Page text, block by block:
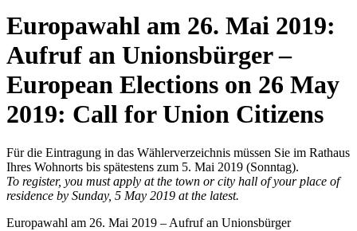
Europawahl am 26. Mai 2019:
Aufruf an Unionsbürger –
European Elections on 26 May
2019: Call for Union Citizens
Für die Eintragung in das Wählerverzeichnis müssen Sie im Rathaus
Ihres Wohnorts bis spätestens zum 5. Mai 2019 (Sonntag).
To register, you must apply at the town or city hall of your place of
residence by Sunday, 5 May 2019 at the latest.
Europawahl am 26. Mai 2019 – Aufruf an Unionsbürger